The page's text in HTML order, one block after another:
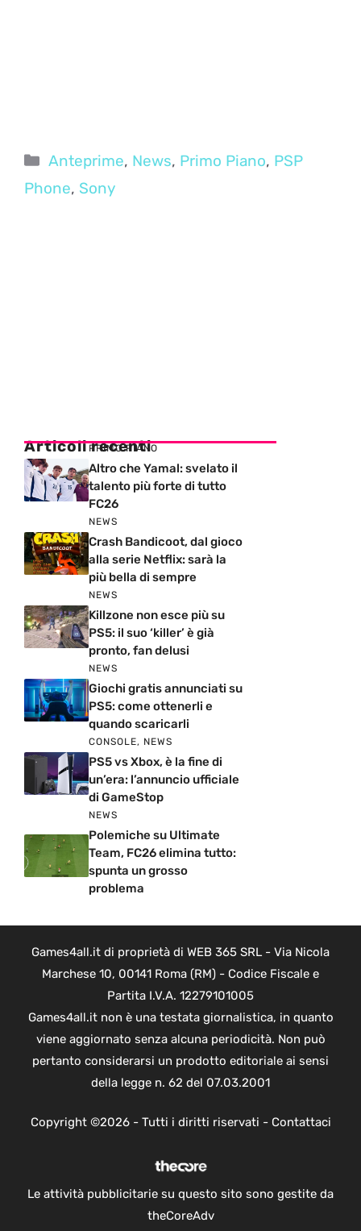
Categorie
Anteprime, News, Primo Piano, PSP
Phone, Sony
Articoli recenti
PRIMO PIANO
Altro che Yamal: svelato il
talento più forte di tutto
FC26
NEWS
Crash Bandicoot, dal gioco
alla serie Netflix: sarà la
più bella di sempre
NEWS
Killzone non esce più su
PS5: il suo ‘killer’ è già
pronto, fan delusi
NEWS
Giochi gratis annunciati su
PS5: come ottenerli e
quando scaricarli
CONSOLE, NEWS
PS5 vs Xbox, è la fine di
un’era: l’annuncio ufficiale
di GameStop
NEWS
Polemiche su Ultimate
Team, FC26 elimina tutto:
spunta un grosso
problema
Games4all.it di proprietà di WEB 365 SRL - Via Nicola
Marchese 10, 00141 Roma (RM) - Codice Fiscale e
Partita I.V.A. 12279101005
Games4all.it non è una testata giornalistica, in quanto
viene aggiornato senza alcuna periodicità. Non può
pertanto considerarsi un prodotto editoriale ai sensi
della legge n. 62 del 07.03.2001
Copyright ©2026 - Tutti i diritti riservati - Contattaci
Le attività pubblicitarie su questo sito sono gestite da
theCoreAdv